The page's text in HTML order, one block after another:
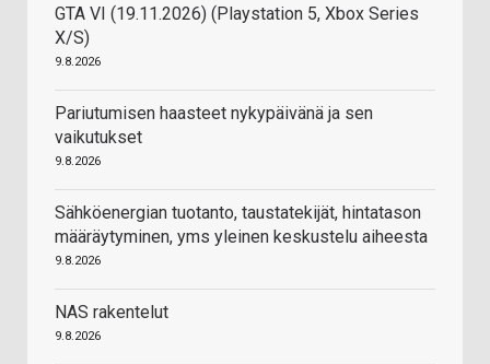
GTA VI (19.11.2026) (Playstation 5, Xbox Series
X/S)
9.8.2026
Pariutumisen haasteet nykypäivänä ja sen
vaikutukset
9.8.2026
Sähköenergian tuotanto, taustatekijät, hintatason
määräytyminen, yms yleinen keskustelu aiheesta
9.8.2026
NAS rakentelut
9.8.2026